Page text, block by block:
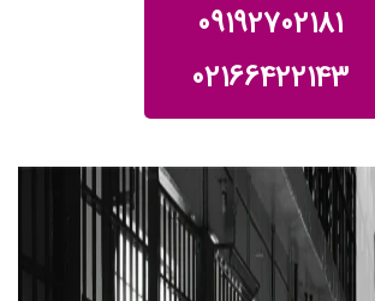
09192702181
02166422143